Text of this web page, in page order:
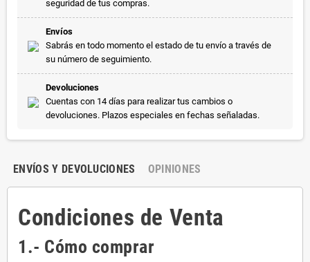
seguridad de tus compras.
Envíos
Sabrás en todo momento el estado de tu envío a través de
su número de seguimiento.
Devoluciones
Cuentas con 14 días para realizar tus cambios o
devoluciones. Plazos especiales en fechas señaladas.
ENVÍOS Y DEVOLUCIONES OPINIONES
Condiciones de Venta
1.- Cómo comprar